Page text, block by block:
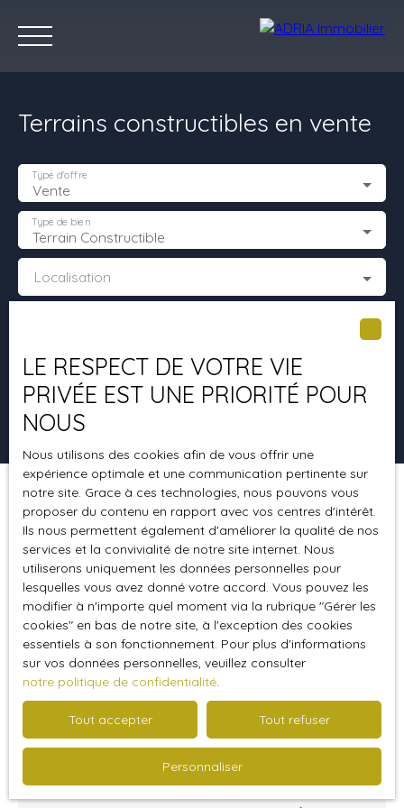
Accueil Acheter Louer Vendre Programmes Neufs
Terrains constructibles en vente
Vente
Type d'offre
Terrain Constructible
Type de bien
Localisation
Surface min (m²)
Pertinence Créer une alerte
59 900
Nouveauté
LE RESPECT DE VOTRE VIE
PRIVÉE EST UNE PRIORITÉ POUR
NOUS
Nous utilisons des cookies afin de vous offrir une
expérience optimale et une communication pertinente sur
notre site. Grace à ces technologies, nous pouvons vous
proposer du contenu en rapport avec vos centres d'intérêt.
Ils nous permettent également d'améliorer la qualité de nos
services et la convivialité de notre site internet. Nous
utiliserons uniquement les données personnelles pour
lesquelles vous avez donné votre accord. Vous pouvez les
modifier à n'importe quel moment via la rubrique ″Gérer les
cookies″ en bas de notre site, à l'exception des cookies
essentiels à son fonctionnement. Pour plus d'informations
sur vos données personnelles, veuillez consulter
notre politique de confidentialité.
Tout accepter Tout refuser
Personnaliser